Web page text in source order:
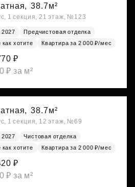
38.7м²
1 секция, 21 этаж, №123
2027
Предчистовая отделка
как хотите
Квартира за 2 000 ₽/мес
₽
₽ за м²
38.7м²
1 секция, 12 этаж, №69
2027
Чистовая отделка
как хотите
Квартира за 2 000 ₽/мес
₽
₽ за м²